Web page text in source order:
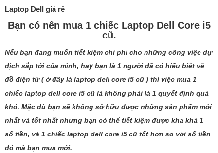
Laptop Dell giá rẻ
Bạn có nên mua 1 chiếc Laptop Dell Core i5
cũ.
Nếu bạn đang muốn tiết kiệm chi phí cho những công việc dự
địch sắp tới của mình, hay bạn là 1 người đã có hiểu biết về
đồ điện tử ( ở đây là laptop dell core i5 cũ ) thì việc mua 1
chiếc laptop dell core i5 cũ là không phải là 1 quyết định quá
khó. Mặc dù bạn sẽ không sở hữu được những sản phẩm mới
nhất và tốt nhất nhưng bạn có thể tiết kiệm được kha khá 1
số tiền, và 1 chiếc laptop dell core i5 cũ tốt hơn so với số tiền
đó mà bạn mua mới.